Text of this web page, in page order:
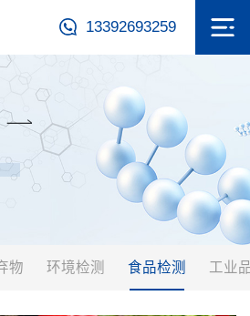
13392693259
物 环境检测 食品检测 工业